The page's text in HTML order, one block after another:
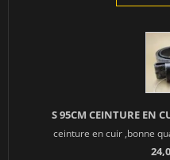
S 95CM CEINTURE EN
ceinture en cuir ,bonne